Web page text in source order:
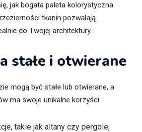
jak bogata paleta kolorystyczna
tkanin pozwalają
do Twojej architektury.
stałe i otwierane
mogą być stałe lub otwierane, a
ma swoje unikalne korzyści.
takie jak altany czy pergole,